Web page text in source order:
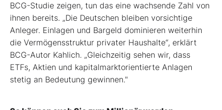
BCG-Studie zeigen, tun das eine wachsende Zahl von
ihnen bereits. „Die Deutschen bleiben vorsichtige
Anleger. Einlagen und Bargeld dominieren weiterhin
die Vermögensstruktur privater Haushalte“, erklärt
BCG-Autor Kahlich. „Gleichzeitig sehen wir, dass
ETFs, Aktien und kapitalmarktorientierte Anlagen
stetig an Bedeutung gewinnen."